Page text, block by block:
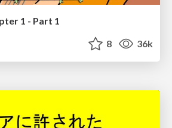
1 - Part 1
8 36k